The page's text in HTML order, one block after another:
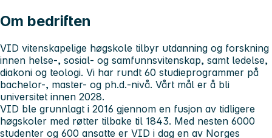
Om bedriften
VID vitenskapelige høgskole tilbyr utdanning og forskning
innen helse-, sosial- og samfunnsvitenskap, samt ledelse,
diakoni og teologi. Vi har rundt 60 studieprogrammer på
bachelor-, master- og ph.d.-nivå. Vårt mål er å bli
universitet innen 2028.
VID ble grunnlagt i 2016 gjennom en fusjon av tidligere
høgskoler med røtter tilbake til 1843. Med nesten 6000
studenter og 600 ansatte er VID i dag en av Norges